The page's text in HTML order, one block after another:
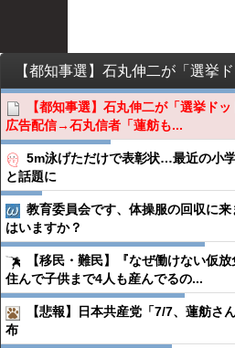
【都知事選】石丸伸二が「選挙ド
広告配信→石丸信者「蓮舫も...
5m泳げただけで表彰状…最近の小
と話題に
教育委員会です、体操服の回収に
はいますか？
【移民・難民】『なぜ働けない仮
住んで子供まで4人も産んでるの...
【悲報】日本共産党「7/7、蓮舫さ
布